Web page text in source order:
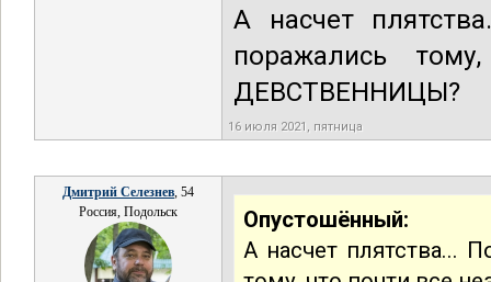
А насчет
поражались
ДЕВСТВЕННИЦЫ?
16 июля 2021, пятница
Дмитрий Селезнев, 54
Россия, Подольск
Опустошённый:
А насчет плятства...